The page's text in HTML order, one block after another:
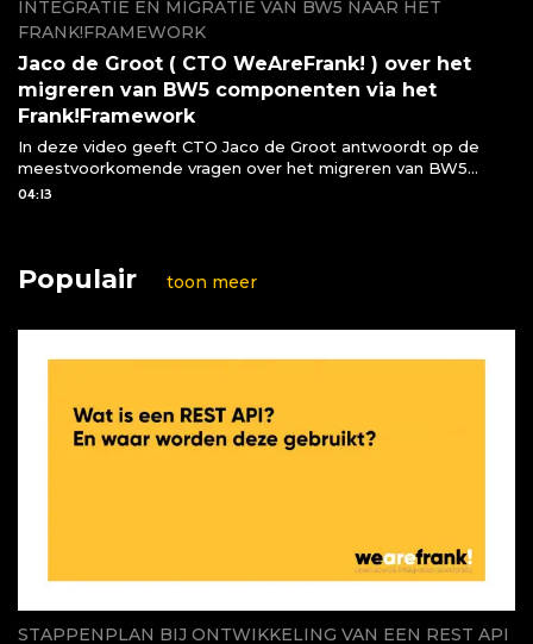
INTEGRATIE EN MIGRATIE VAN BW5 NAAR HET
FRANK!FRAMEWORK
Jaco de Groot ( CTO WeAreFrank! ) over het
migreren van BW5 componenten via het
Frank!Framework
In deze video geeft CTO Jaco de Groot antwoordt op de
meestvoorkomende vragen over het migreren van BW5
componenten naar het Frank!Framework
04:13
Populair toon meer
STAPPENPLAN BIJ ONTWIKKELING VAN EEN REST API